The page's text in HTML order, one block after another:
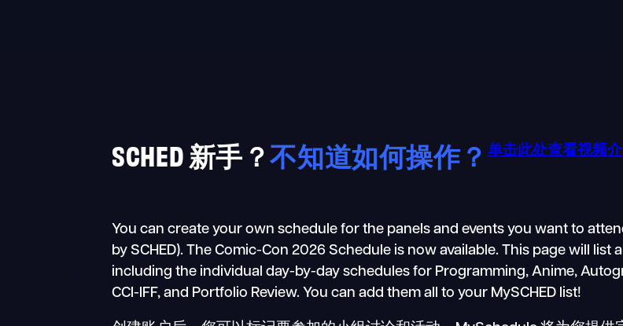
SCHED 新手？不知道如何操作？ 单击此处查看视频
You can create your own schedule for the panels and events you want to
by SCHED). The Comic-Con 2026 Schedule is now available. This page will
including the individual day-by-day schedules for Programming, Anime,
CCI-IFF, and Portfolio Review. You can add them all to your MySCHED list!